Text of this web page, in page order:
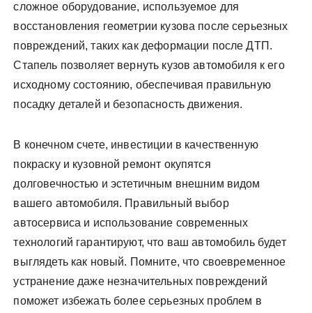
сложное оборудование, используемое для
восстановления геометрии кузова после серьезных
повреждений, таких как деформации после ДТП.
Стапель позволяет вернуть кузов автомобиля к его
исходному состоянию, обеспечивая правильную
посадку деталей и безопасность движения.
В конечном счете, инвестиции в качественную
покраску и кузовной ремонт окупятся
долговечностью и эстетичным внешним видом
вашего автомобиля. Правильный выбор
автосервиса и использование современных
технологий гарантируют, что ваш автомобиль будет
выглядеть как новый. Помните, что своевременное
устранение даже незначительных повреждений
поможет избежать более серьезных проблем в